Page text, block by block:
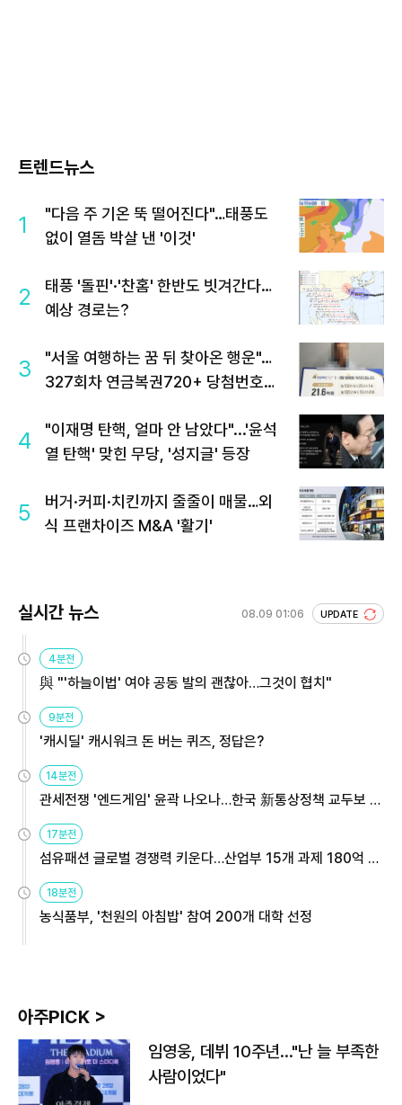
트렌드뉴스
1
"다음 주 기온 뚝 떨어진다"…태풍도
없이 열돔 박살 낸 '이것'
2
태풍 '돌핀'·'찬홈' 한반도 빗겨간다…
예상 경로는?
3
"서울 여행하는 꿈 뒤 찾아온 행운"…
327회차 연금복권720+ 당첨번호조
4
"이재명 탄핵, 얼마 안 남았다"...'윤석
열 탄핵' 맞힌 무당, '성지글' 등장
5
버거·커피·치킨까지 줄줄이 매물…외
식 프랜차이즈 M&A '활기'
실시간 뉴스 08.09 01:06 UPDATE
4분전
與 "'하늘이법' 여야 공동 발의 괜찮아…그것이 협치"
9분전
'캐시딜' 캐시워크 돈 버는 퀴즈, 정답은?
14분전
관세전쟁 '엔드게임' 윤곽 나오나…한국 新통상정책 교두보 활
17분전
섬유패션 글로벌 경쟁력 키운다…산업부 15개 과제 180억 지
18분전
농식품부, '천원의 아침밥' 참여 200개 대학 선정
아주PICK >
임영웅, 데뷔 10주년…"난 늘 부족한
사람이었다"